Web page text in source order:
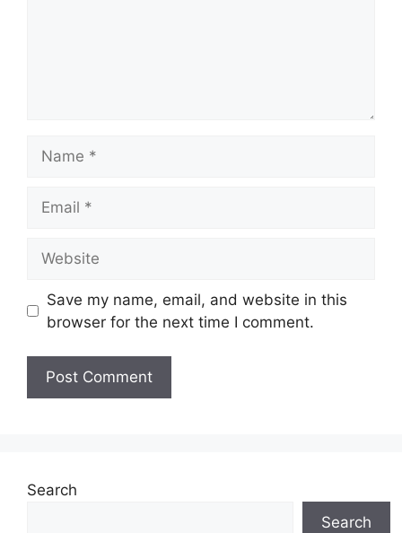
Save my name, email, and website in this
browser for the next time I comment.
Search
Search